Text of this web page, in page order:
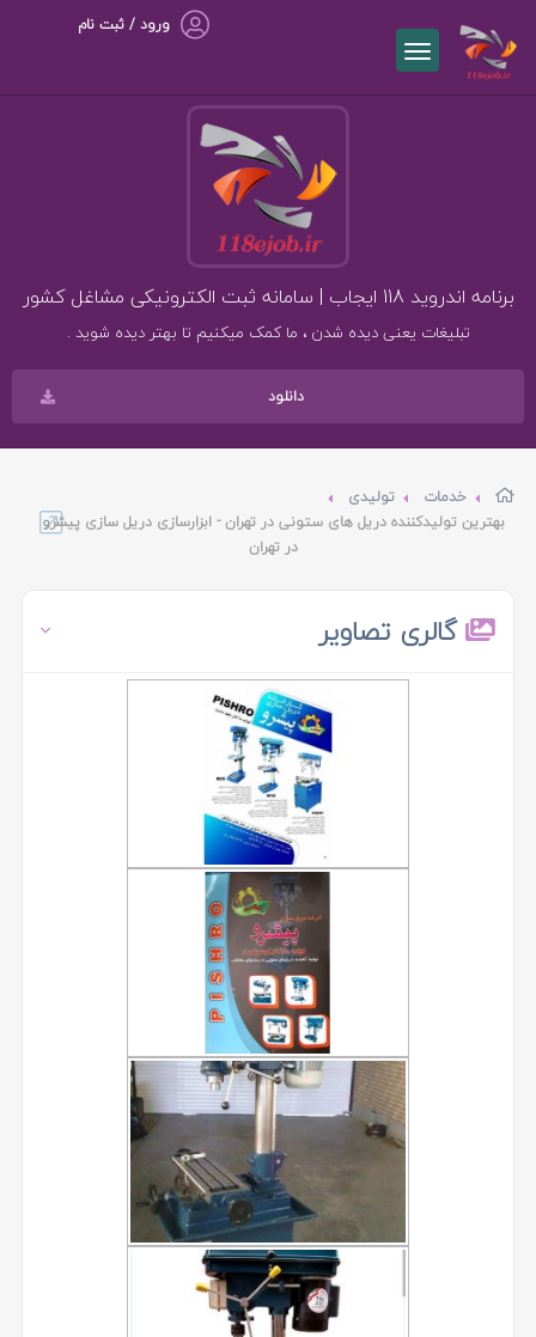
ورود / ثبت نام
برنامه اندروید 118 ایجاب | سامانه ثبت الکترونیکی مشاغل کشور
تبلیغات یعنی دیده شدن ، ما کمک میکنیم تا بهتر دیده شوید .
دانلود
خدمات
تولیدی
بهترین تولیدکننده دریل های ستونی در تهران - ابزارسازی دریل سازی پیشرو
در تهران
گالری تصاویر